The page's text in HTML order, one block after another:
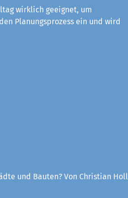
wirklich geeignet, um
Planungsprozess ein und wird
und Bauten? Von Christian Holl